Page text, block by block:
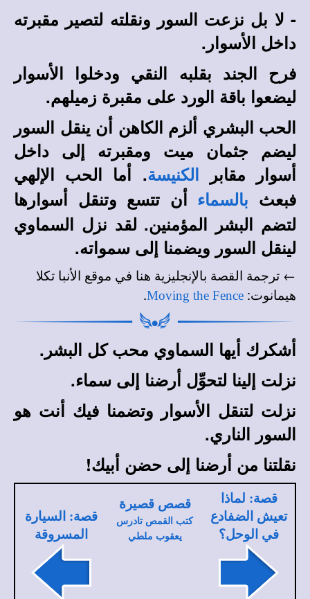
- لا بل نزعت السور ونقلته لتصير مقبرته
داخل الأسوار.
فرح الجند بقلبه النقي ودخلوا الأسوار
ليضعوا باقة الورد على مقبرة زميلهم.
الحب البشري ألزم الكاهن أن ينقل السور
ليضم جثمان ميت ومقبرته إلى داخل
أسوار مقابر
الكنيسة. أما الحب الإلهي
فبعث
بالسماء
أن تتسع وتنقل أسوارها
لتضم البشر المؤمنين. لقد نزل السماوي
لينقل السور ويضمنا إلى سمواته.
← ترجمة القصة بالإنجليزية هنا في موقع الأنبا تكلا
هيمانوت:
Moving the Fence
.
أشكرك أيها السماوي محب كل البشر.
نزلت إلينا لتحوِّل أرضنا إلى سماء.
نزلت لتنقل الأسوار وتضمنا فيك أنت هو
السور الناري.
نقلتنا من أرضنا إلى حضن أبيك!
قصة: لماذا
تعيش الضفادع
في الوحل؟
قصص قصيرة
كتب القمص تادرس
يعقوب ملطي
قصة: السيارة
المسروقة